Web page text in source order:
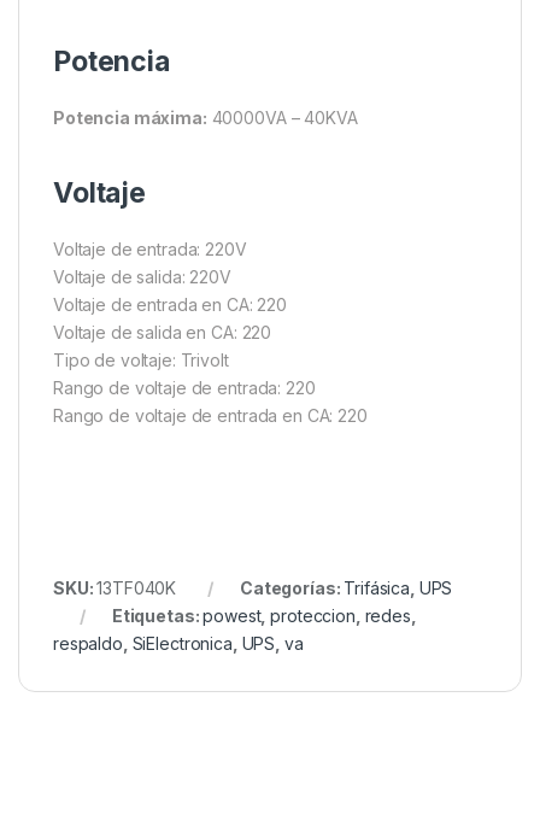
Potencia
Potencia máxima: 40000VA – 40KVA
Voltaje
Voltaje de entrada: 220V
Voltaje de salida: 220V
Voltaje de entrada en CA: 220
Voltaje de salida en CA: 220
Tipo de voltaje: Trivolt
Rango de voltaje de entrada: 220
Rango de voltaje de entrada en CA: 220
SKU:13TF040K Categorías: Trifásica, UPS
Etiquetas:powest,proteccion, redes,
respaldo, SiElectronica, UPS, va